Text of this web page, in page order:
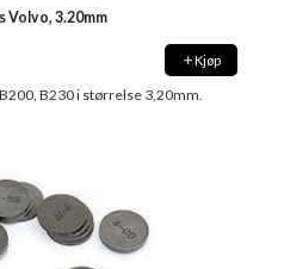
Volvo, 3.20mm
Kjøp
B230 i størrelse 3,20mm.